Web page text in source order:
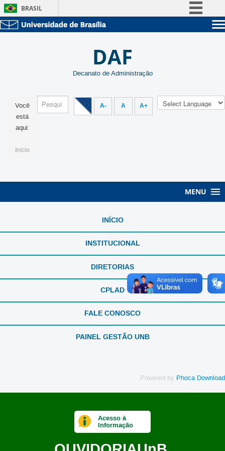
BRASIL
Acesso à informação
Canais
Servidor
DAF
Decanato de Administração
Você
está
aqui:
Início
A- A A+
MENU
INÍCIO
INSTITUCIONAL
DIRETORIAS
CPLAD
FALE CONOSCO
PAINEL GESTÃO UNB
Powered by Phoca Download
Acesso à
Informação